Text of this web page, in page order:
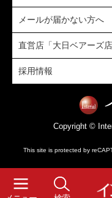
メールが届かない方へ
直営店「大日ベアーズ店
採用情報
Copyright ©
This site is protected by